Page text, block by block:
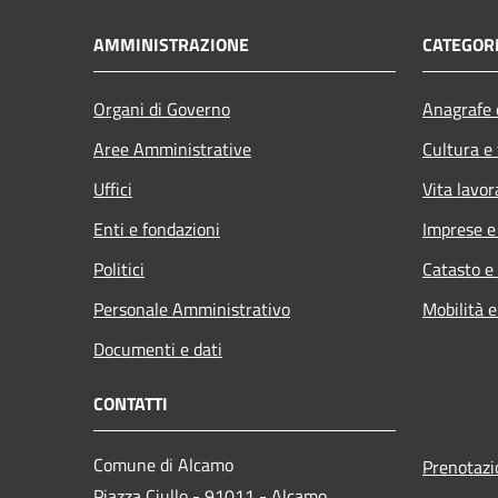
AMMINISTRAZIONE
Organi di Governo
Aree Amministrative
Uffici
Enti e fondazioni
Politici
Personale Amministrativo
Documenti e dati
Cultura
Vita
Imprese
Catasto
Mobilità
CONTATTI
Comune di Alcamo